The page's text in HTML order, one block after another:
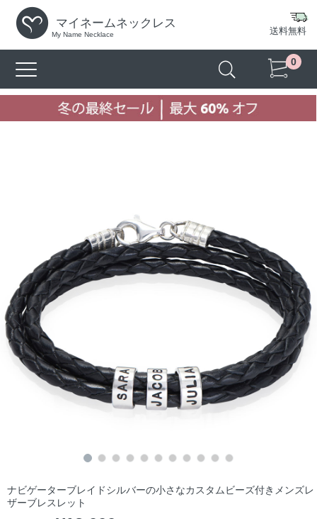
マイネームネックレス
My Name Necklace 送料無料
0
ナビゲーターブレイドシルバーの小さなカスタムビーズ付きメンズレ
ザーブレスレット